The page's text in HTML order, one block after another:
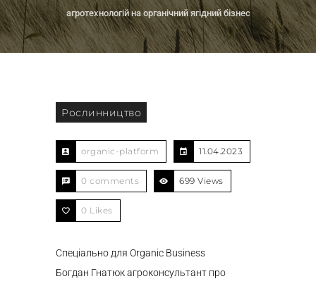
агротехнологій на органічний ягідний бізнес
Рослинництво
organic-platform 11.04.2023
0 comments 699 Views
0 Likes
Спеціально для Organic Business
Богдан Гнатюк агроконсультант про